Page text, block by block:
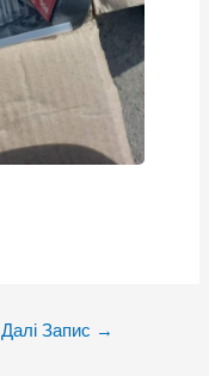
Далі Запис →